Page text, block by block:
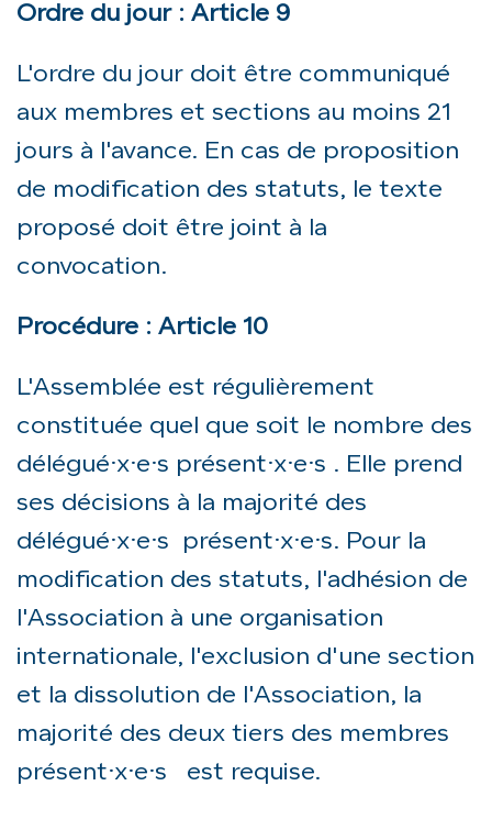
Ordre du jour : Article 9
L'ordre du jour doit être communiqué
aux membres et sections au moins 21
jours à l'avance. En cas de proposition
de modification des statuts, le texte
proposé doit être joint à la
convocation.
Procédure : Article 10
L'Assemblée est régulièrement
constituée quel que soit le nombre des
délégué·x·e·s présent·x·e·s . Elle prend
ses décisions à la majorité des
délégué·x·e·s présent·x·e·s. Pour la
modification des statuts, l'adhésion de
l'Association à une organisation
internationale, l'exclusion d'une section
et la dissolution de l'Association, la
majorité des deux tiers des membres
présent·x·e·s est requise.